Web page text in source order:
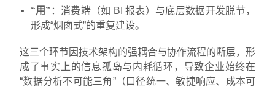
“用” ：消费端（如 BI 报表）与底层数据开发脱节，
形成“烟囱式”的重复建设。
这三个环节因技术架构的强耦合与协作流程的断层，形
成了事实上的信息孤岛与内耗循环，导致企业始终在
“数据分析不可能三角”（口径统一、敏捷响应、成本可